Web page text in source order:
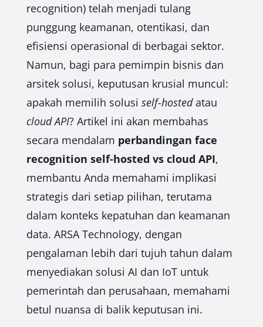
recognition) telah menjadi tulang
punggung keamanan, otentikasi, dan
efisiensi operasional di berbagai sektor.
Namun, bagi para pemimpin bisnis dan
arsitek solusi, keputusan krusial muncul:
apakah memilih solusi self-hostedatau
cloud API? Artikel ini akan membahas
secara mendalam perbandingan face
recognition self-hosted vs cloud API,
membantu Anda memahami implikasi
strategis dari setiap pilihan, terutama
dalam konteks kepatuhan dan keamanan
data. ARSA Technology, dengan
pengalaman lebih dari tujuh tahun dalam
menyediakan solusi AI dan IoT untuk
pemerintah dan perusahaan, memahami
betul nuansa di balik keputusan ini.